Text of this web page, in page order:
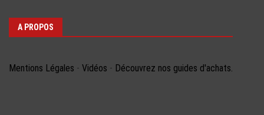
A PROPOS
Mentions Légales - Vidéos - Découvrez nos guides d'achats.